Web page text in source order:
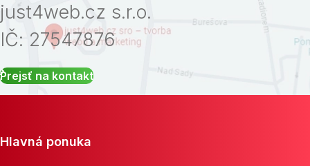
just4web.cz s.r.o.
IČ: 27547876
Prejsť na kontakt
Hlavná ponuka